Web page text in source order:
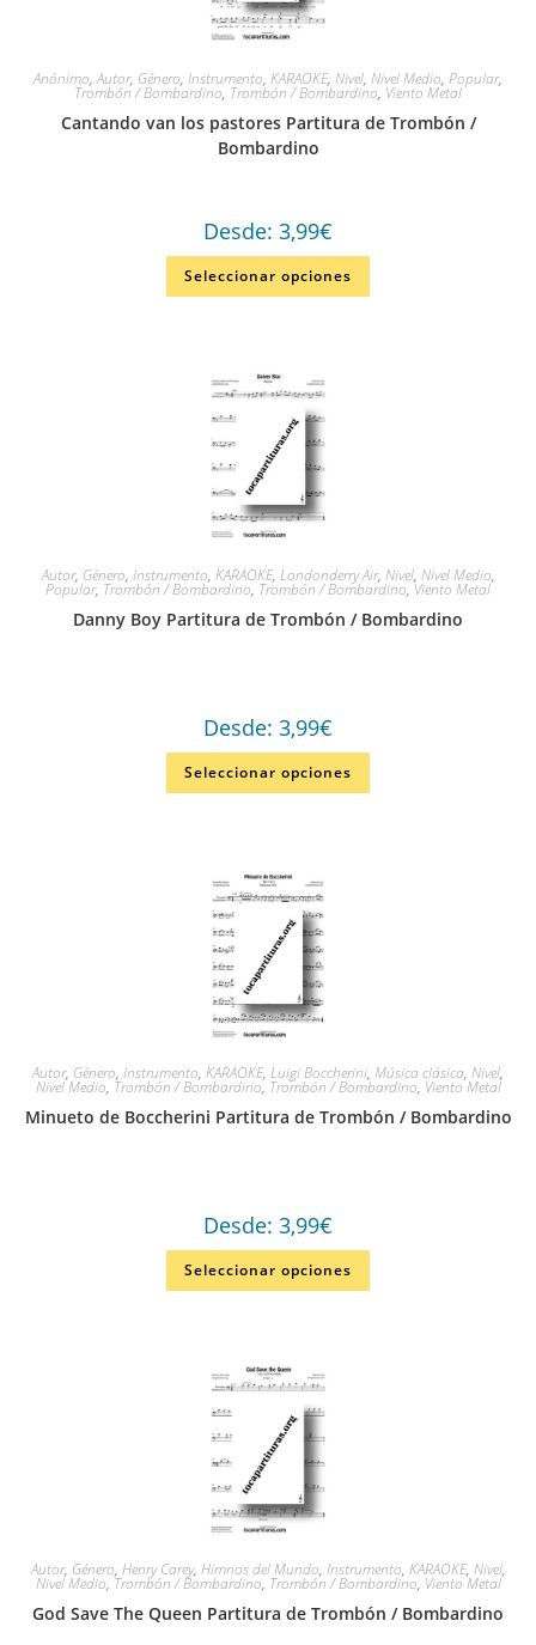
Anónimo,Autor, Género, Instrumento, KARAOKE, Nivel, Nivel Medio, Popular,
Trombón / Bombardino, Trombón / Bombardino, Viento Metal
Cantando van los pastores Partitura de Trombón /
Bombardino
Desde: 3,99€
Seleccionar opciones
Autor, Género, Instrumento, KARAOKE, Londonderry Air, Nivel, Nivel Medio,
Popular, Trombón / Bombardino, Trombón / Bombardino,Viento Metal
Danny Boy Partitura de Trombón / Bombardino
Desde: 3,99€
Seleccionar opciones
Autor, Género, Instrumento, KARAOKE, Luigi Boccherini, Música clásica, Nivel,
Nivel Medio, Trombón / Bombardino, Trombón / Bombardino, Viento Metal
Minueto de Boccherini Partitura de Trombón / Bombardino
Desde: 3,99€
Seleccionar opciones
Autor, Género, Henry Carey, Himnos del Mundo, Instrumento, KARAOKE, Nivel,
Nivel Medio, Trombón / Bombardino, Trombón / Bombardino, Viento Metal
God Save The Queen Partitura de Trombón / Bombardino